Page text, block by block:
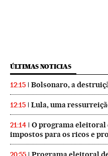
ÚLTIMAS NOTICIAS
12:15 Bolsonaro, a
12:15 Lula, uma
21:14
O programa eleitoral
impostos para os ricos e